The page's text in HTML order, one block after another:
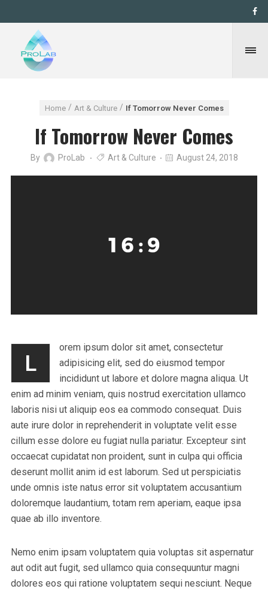
Home Art & Culture If Tomorrow Never Comes
If Tomorrow Never Comes
By ProLab Art & Culture August 24, 2018
L
orem ipsum dolor sit amet, consectetur
adipisicing elit, sed do eiusmod tempor
incididunt ut labore et dolore magna aliqua. Ut
enim ad minim veniam, quis nostrud exercitation ullamco
laboris nisi ut aliquip eos ea commodo consequat. Duis
aute irure dolor in reprehenderit in voluptate velit esse
cillum esse dolore eu fugiat nulla pariatur. Excepteur sint
occaecat cupidatat non proident, sunt in culpa qui officia
deserunt mollit anim id est laborum. Sed ut perspiciatis
unde omnis iste natus error sit voluptatem accusantium
doloremque laudantium, totam rem aperiam, eaque ipsa
quae ab illo inventore.
Nemo enim ipsam voluptatem quia voluptas sit aspernatur
aut odit aut fugit, sed ullamco quia consequuntur magni
dolores eos qui ratione voluptatem sequi nesciunt. Neque